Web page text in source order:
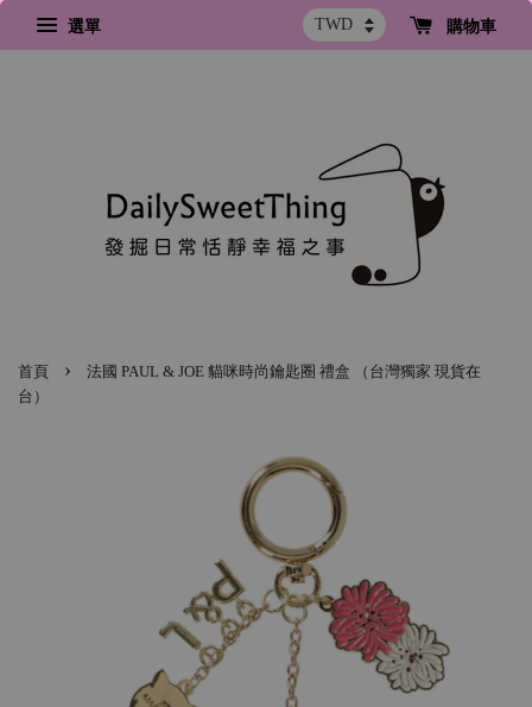
選單 購物車
首頁 ›
法國 PAUL & JOE 貓咪時尚鑰匙圈 禮盒 （台灣獨家 現貨在
台）